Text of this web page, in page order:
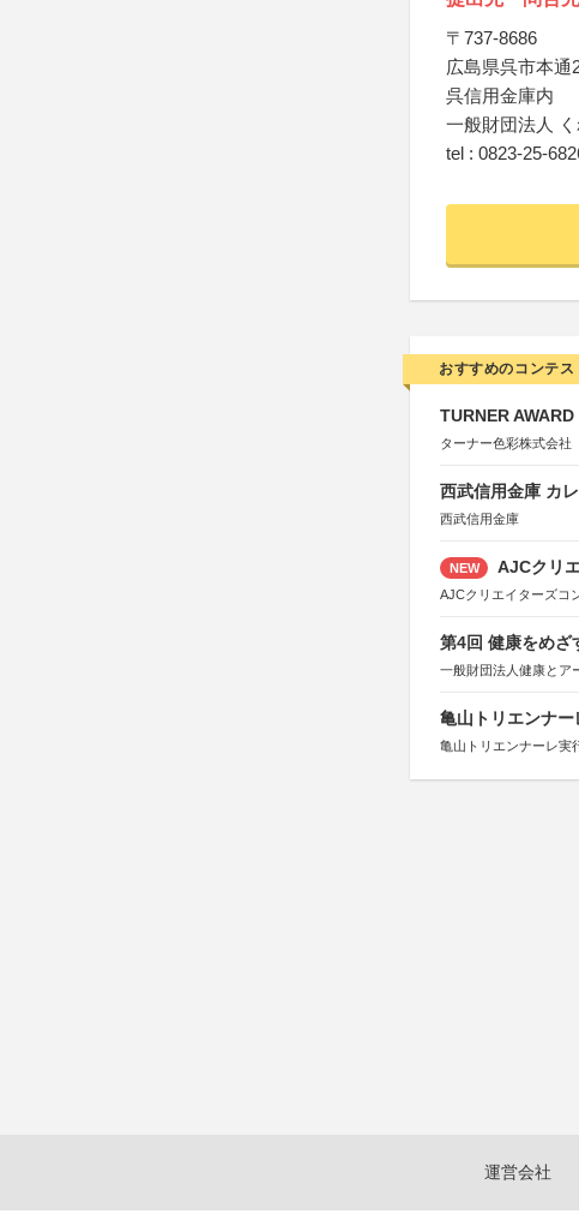
〒737-8686
広島県呉市本通
呉信用金庫内
一般財団法人
tel : 0823-25-
おすすめのコンテス
TURNER AWARD
ターナー色彩株式会社
西武信用金庫 カ
西武信用金庫
NEW AJCクリ
AJCクリエイターズコ
第4回 健康をめざ
一般財団法人健康とア
亀山トリエンナ
亀山トリエンナーレ実
運営会社